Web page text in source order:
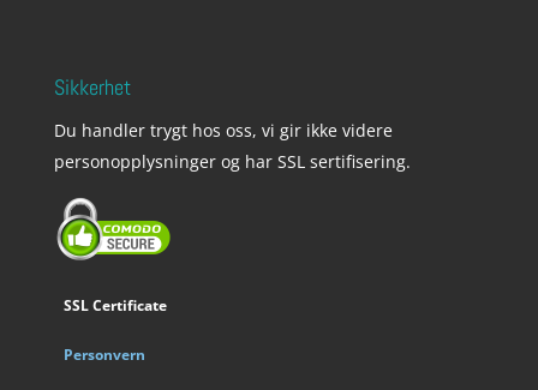
Sikkerhet
Du handler trygt hos oss, vi gir ikke videre
personopplysninger og har SSL sertifisering.
SSL Certificate
Personvern